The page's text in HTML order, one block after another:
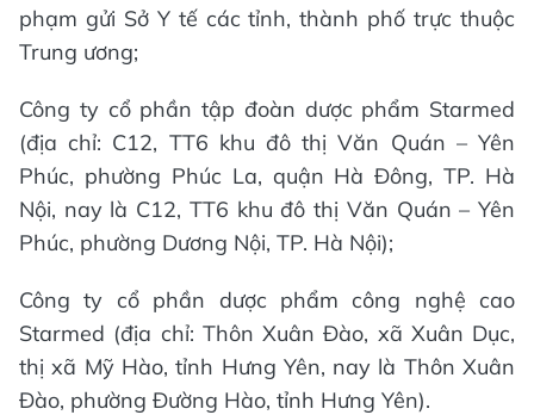
phạm gửi Sở Y tế các tỉnh, thành phố trực thuộc
Trung ương;
Công ty cổ phần tập đoàn dược phẩm Starmed
(địa chỉ: C12, TT6 khu đô thị Văn Quán – Yên
Phúc, phường Phúc La, quận Hà Đông, TP. Hà
Nội, nay là C12, TT6 khu đô thị Văn Quán – Yên
Phúc, phường Dương Nội, TP. Hà Nội);
Công ty cổ phần dược phẩm công nghệ cao
Starmed (địa chỉ: Thôn Xuân Đào, xã Xuân Dục,
thị xã Mỹ Hào, tỉnh Hưng Yên, nay là Thôn Xuân
Đào, phường Đường Hào, tỉnh Hưng Yên).